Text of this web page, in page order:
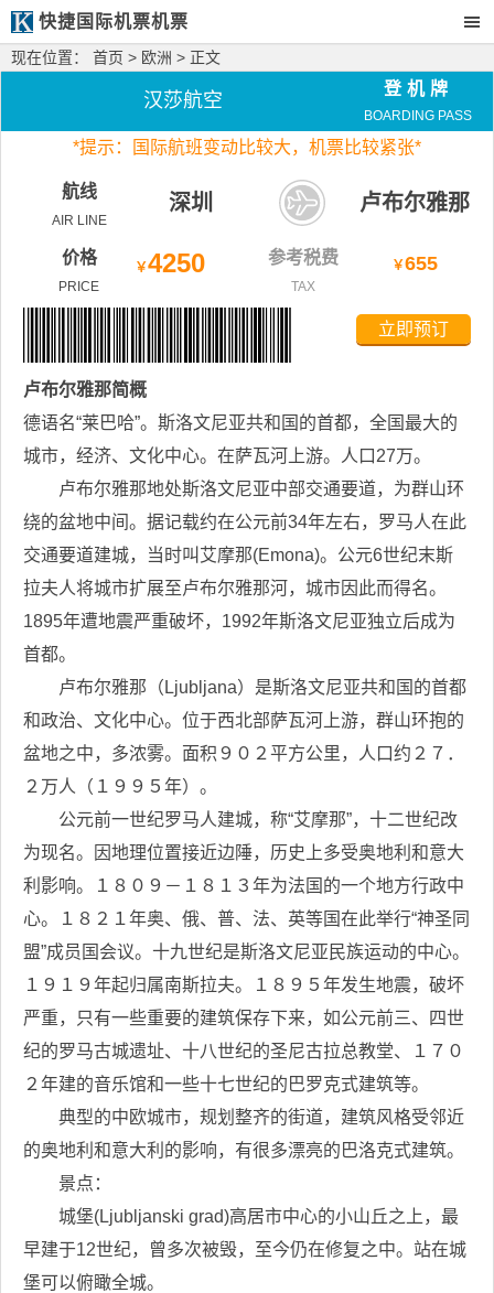
快捷国际机票机票
现在位置： 首页 > 欧洲 > 正文
汉莎航空
登机牌
BOARDING PASS
*提示：国际航班变动比较大， 机票比较紧张*
航线
AIR LINE
深圳 卢布尔雅那
价格
PRICE
￥4250 参考税费
TAX
￥655
立即预订
卢布尔雅那简概
德语名“莱巴哈”。斯洛文尼亚共和国的首都，全国最大的
城市，经济、文化中心。在萨瓦河上游。人口27万。
卢布尔雅那地处斯洛文尼亚中部交通要道，为群山环
绕的盆地中间。据记载约在公元前34年左右，罗马人在此
交通要道建城，当时叫艾摩那(Emona)。公元6世纪末斯
拉夫人将城市扩展至卢布尔雅那河，城市因此而得名。
1895年遭地震严重破坏，1992年斯洛文尼亚独立后成为
首都。
卢布尔雅那（Ljubljana）是斯洛文尼亚共和国的首都
和政治、文化中心。位于西北部萨瓦河上游，群山环抱的
盆地之中，多浓雾。面积９０２平方公里，人口约２７．
２万人（１９９５年）。
公元前一世纪罗马人建城，称“艾摩那”，十二世纪改
为现名。因地理位置接近边陲，历史上多受奥地利和意大
利影响。１８０９－１８１３年为法国的一个地方行政中
心。１８２１年奥、俄、普、法、英等国在此举行“神圣同
盟”成员国会议。十九世纪是斯洛文尼亚民族运动的中心。
１９１９年起归属南斯拉夫。１８９５年发生地震，破坏
严重，只有一些重要的建筑保存下来，如公元前三、四世
纪的罗马古城遗址、十八世纪的圣尼古拉总教堂、１７０
２年建的音乐馆和一些十七世纪的巴罗克式建筑等。
典型的中欧城市，规划整齐的街道，建筑风格受邻近
的奥地利和意大利的影响，有很多漂亮的巴洛克式建筑。
景点：
城堡(Ljubljanski grad)高居市中心的小山丘之上，最
早建于12世纪，曾多次被毁，至今仍在修复之中。站在城
堡可以俯瞰全城。